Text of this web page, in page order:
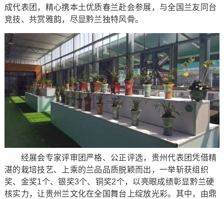
成代表团，精心携本土优质春兰赴会参展，与全国兰友同台
竞技、共赏雅韵，尽显黔兰独特风骨。
经展会专家评审团严格、公正评选，贵州代表团凭借精
湛的栽培技艺、上乘的兰品品质脱颖而出，一举斩获组织
奖、金奖1个、银奖3个、铜奖2个，以亮眼成绩彰显黔兰硬
核实力，让贵州兰文化在全国舞台上绽放光彩。其中，由鼎